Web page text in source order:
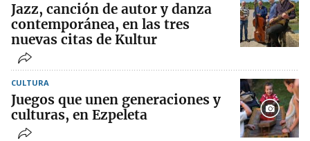
Jazz, canción de autor y danza
contemporánea, en las tres
nuevas citas de Kultur
CULTURA
Juegos que unen generaciones y
culturas, en Ezpeleta